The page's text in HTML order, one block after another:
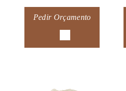
Pedir Orçamento